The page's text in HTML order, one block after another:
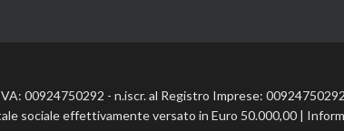
00924750292 - n.iscr. al Registro Imprese:
sociale effettivamente versato in Euro 50.000,00 |